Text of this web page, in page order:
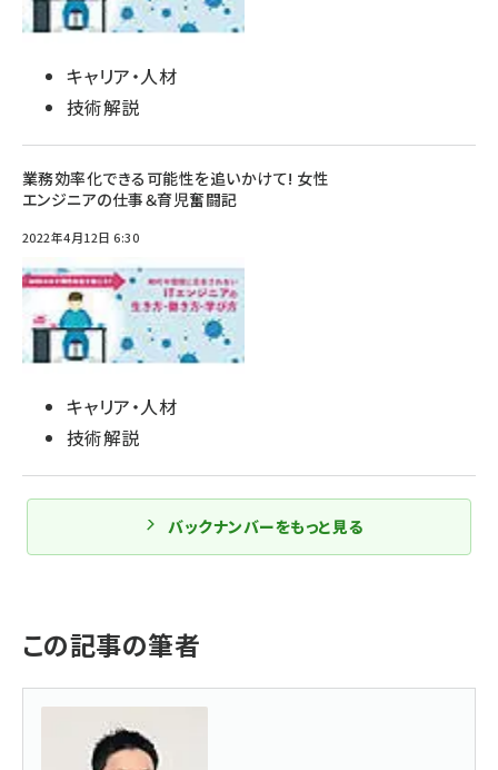
キャリア・人材
技術解説
業務効率化できる可能性を追いかけて! 女性
エンジニアの仕事＆育児奮闘記
2022年4月12日 6:30
キャリア・人材
技術解説
バックナンバーをもっと見る
この記事の筆者